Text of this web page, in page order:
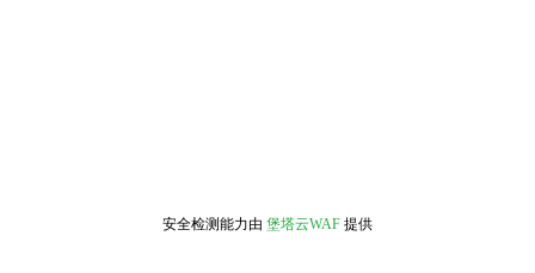
安全检测能力由 堡塔云WAF 提供